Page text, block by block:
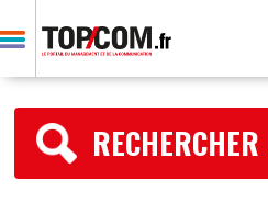
RECHERCHER